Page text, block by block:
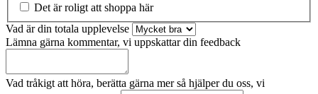
Det är roligt att shoppa här
Vad är din totala upplevelse
Lämna gärna kommentar, vi uppskattar din feedback
Vad tråkigt att höra, berätta gärna mer så hjälper du oss, vi